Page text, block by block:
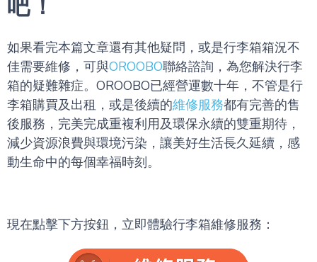
吧！
如果看完本篇文章還有其他疑問，或是行李箱箱況不
佳需要維修，可與OROOBO聯絡諮詢，為您解決行李
箱的疑難雜症。OROOBO已經營運數十年，不管是行
李箱購買及出租，或是後續的維修服務都有完善的售
後服務，完美完成重複利用及環保永續的雙重期待，
減少資源浪費與環境污染，讓美好生活長久延續，感
動生命中的每個幸福時刻。
現在點擊下方按鈕，立即體驗行李箱維修服務：